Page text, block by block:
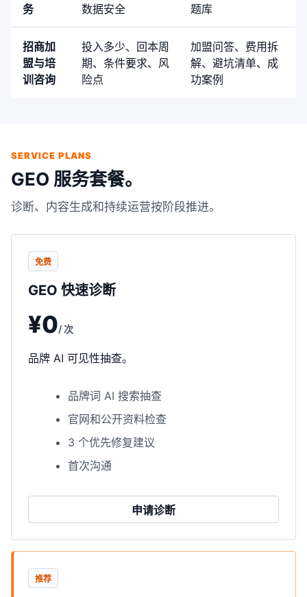
务
数据安全
题库
招商加
盟与培
训咨询
投入多少、回本周
期、条件要求、风
险点
加盟问答、费用拆
解、避坑清单、成
功案例
SERVICE PLANS
GEO 服务套餐。
诊断、内容生成和持续运营按阶段推进。
免费
GEO 快速诊断
¥0/ 次
品牌 AI 可见性抽查。
品牌词 AI 搜索抽查
官网和公开资料检查
3 个优先修复建议
首次沟通
申请诊断
推荐